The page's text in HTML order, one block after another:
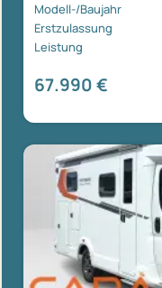
Modell-/Baujahr
Erstzulassung
Leistung
67.990 €